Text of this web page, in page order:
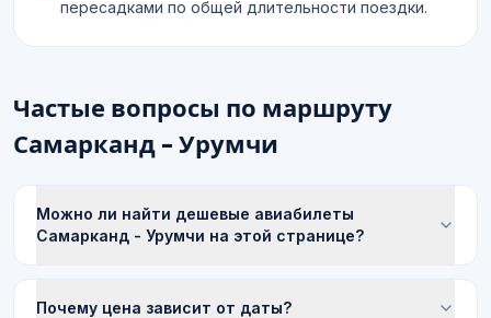
пересадками по общей длительности поездки.
Частые вопросы по маршруту
Самарканд - Урумчи
Можно ли найти дешевые авиабилеты
Самарканд - Урумчи на этой странице?
Почему цена зависит от даты?